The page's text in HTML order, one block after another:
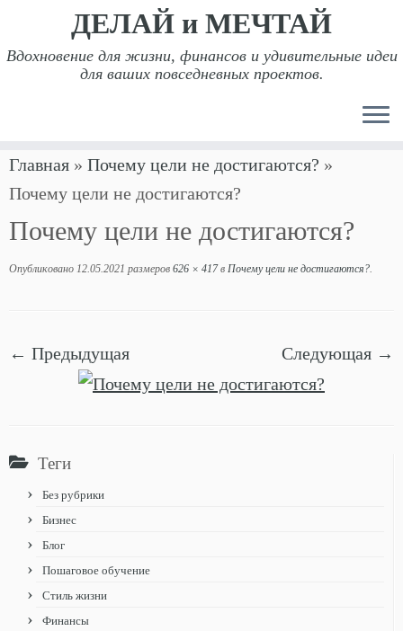
Перейти
содержимому
ДЕЛАЙ и МЕЧТАЙ
Вдохновение для жизни, финансов и удивительные идеи
для ваших повседневных проектов.
Главная » Почему цели не достигаются? »
Почему цели не достигаются?
Почему цели не достигаются?
Опубликовано 12.05.2021 размеров 626 × 417в Почему цели не достигаются?.
← Предыдущая Следующая →
Теги
Без рубрики
Бизнес
Блог
Пошаговое обучение
Стиль жизни
Финансы